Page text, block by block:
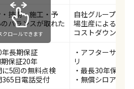
技術・施工・予
バランスが取れた
自社グループでの
場生産による品質
コストダウンの実
年長期保証
期保証20年
に5回の無料点検
365日電話受付
・アフターサポー
リ
・最長30年保証
・無償シロアリ予
クロールできます